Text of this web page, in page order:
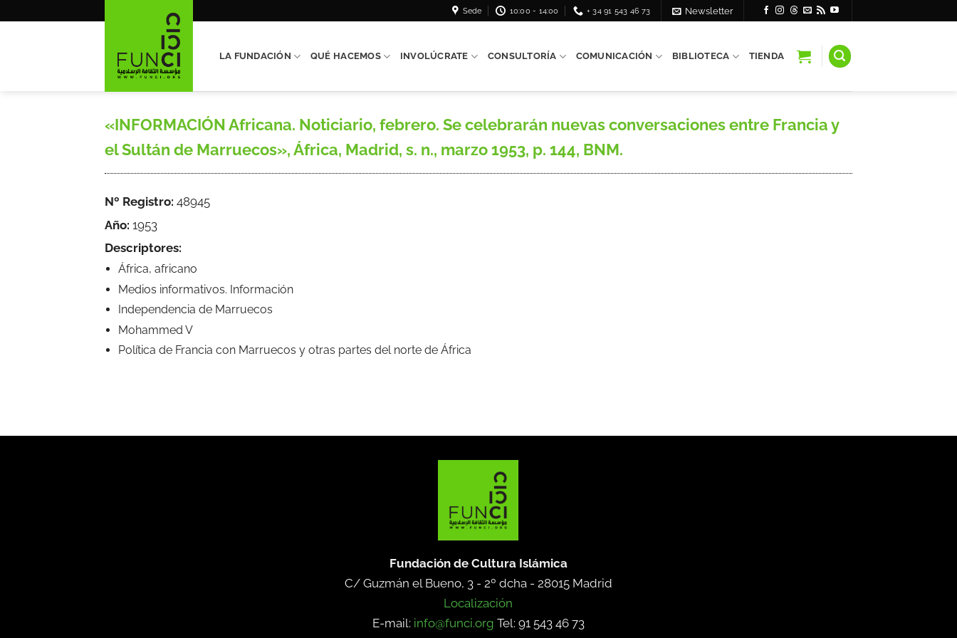
Sede 10:00 - 14:00 + 34 91 543 46 73 Newsletter
LA FUNDACIÓN QUÉ HACEMOS INVOLÚCRATE CONSULTORÍA COMUNICACIÓN BIBLIOTECA TIENDA
«INFORMACIÓN Africana. Noticiario, febrero. Se celebrarán nuevas conversaciones entre Francia y
el Sultán de Marruecos», África, Madrid, s. n., marzo 1953, p. 144, BNM.
Nº Registro: 48945
Año: 1953
Descriptores:
África, africano
Medios informativos. Información
Independencia de Marruecos
Mohammed V
Política de Francia con Marruecos y otras partes del norte de África
Fundación de Cultura Islámica
C/ Guzmán el Bueno, 3 - 2º dcha - 28015 Madrid
Localización
E-mail: info@funci.org Tel: 91 543 46 73